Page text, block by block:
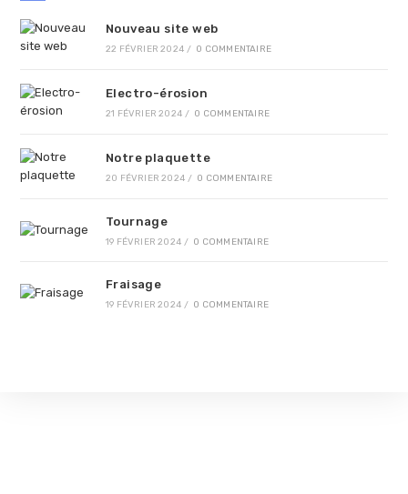
Nouveau site web
22 FÉVRIER 2024 / 0 COMMENTAIRE
Electro-érosion
21 FÉVRIER 2024 / 0 COMMENTAIRE
Notre plaquette
20 FÉVRIER 2024 / 0 COMMENTAIRE
Tournage
19 FÉVRIER 2024 / 0 COMMENTAIRE
Fraisage
19 FÉVRIER 2024 / 0 COMMENTAIRE